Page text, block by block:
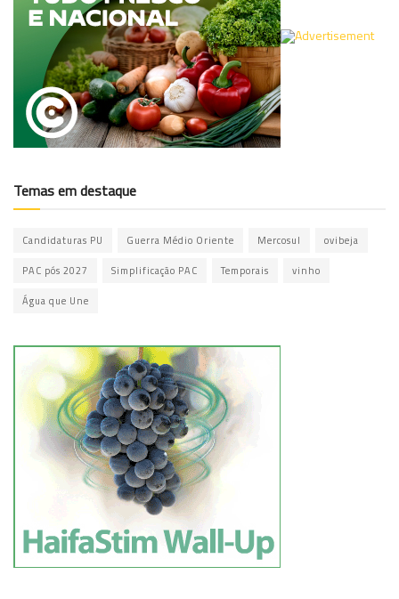
Temas em destaque
Candidaturas PU Guerra Médio Oriente Mercosul ovibeja
PAC pós 2027 Simplificação PAC Temporais vinho
Água que Une